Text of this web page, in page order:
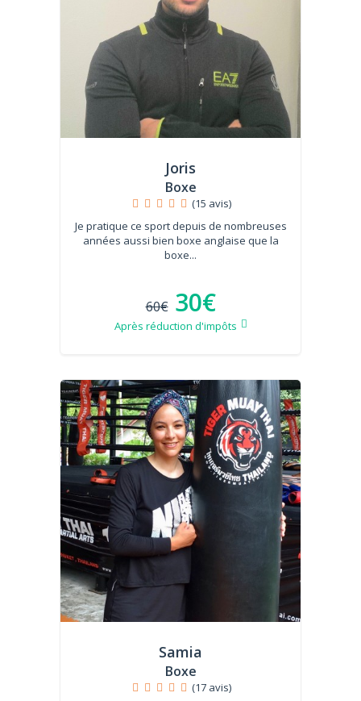
Joris
Boxe
(15 avis)
Je pratique ce sport depuis de nombreuses
années aussi bien boxe anglaise que la
boxe...
60€ 30€
Après réduction d'impôts
Samia
Boxe
(17 avis)